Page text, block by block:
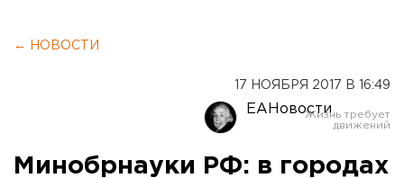
← НОВОСТИ
17 НОЯБРЯ 2017 В 16:49
ЕАНовости
Минобрнауки РФ: в городах